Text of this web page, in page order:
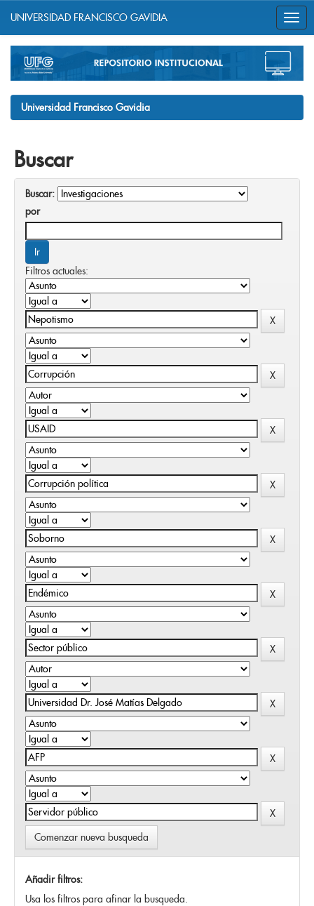
navigation
UNIVERSIDAD FRANCISCO GAVIDIA
Universidad Francisco Gavidia
Buscar
Buscar:
por
Filtros actuales:
Comenzar nueva busqueda
Añadir filtros:
Usa los filtros para afinar la busqueda.